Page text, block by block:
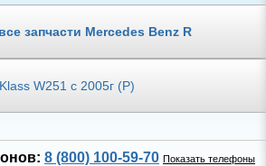
запчасти Mercedes Benz R
W251 с 2005г (Р)
8 (800) 100-59-70 Показать телефоны